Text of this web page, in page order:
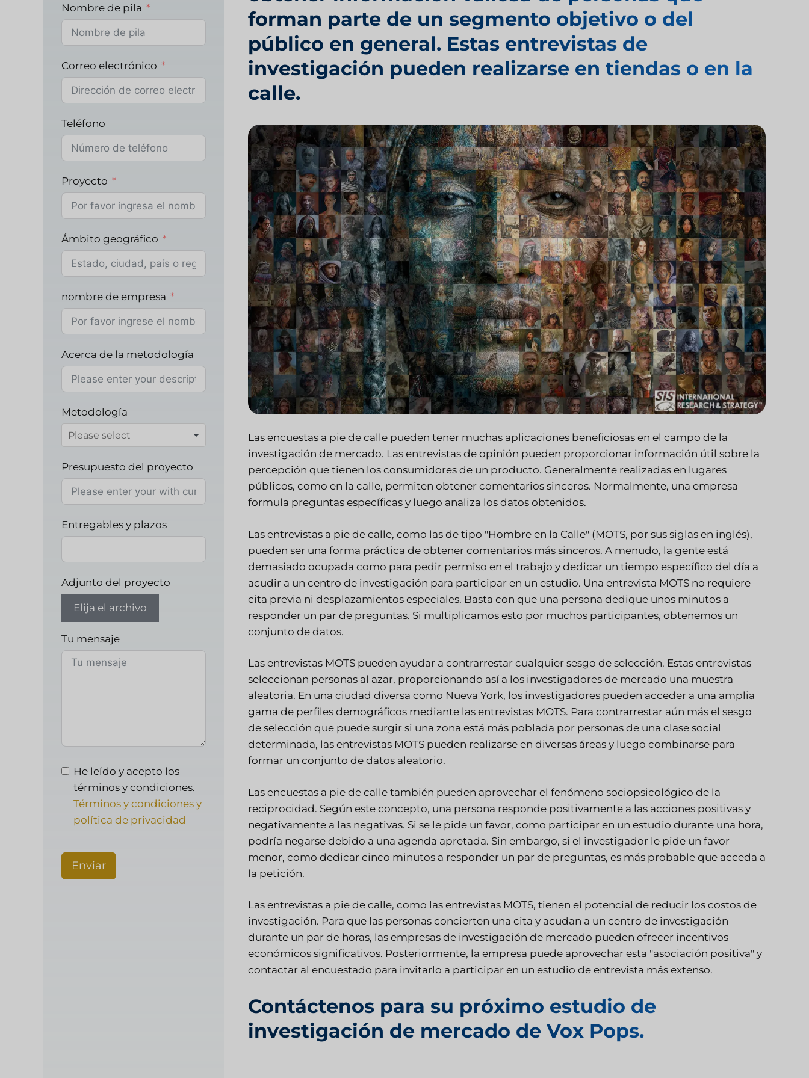
forman parte de un segmento objetivo o del
público en general. Estas entrevistas de
investigación pueden realizarse en tiendas o en la
calle.
Las encuestas a pie de calle pueden tener muchas aplicaciones beneficiosas en el campo de la
investigación de mercado. Las entrevistas de opinión pueden proporcionar información útil sobre la
percepción que tienen los consumidores de un producto. Generalmente realizadas en lugares
públicos, como en la calle, permiten obtener comentarios sinceros. Normalmente, una empresa
formula preguntas específicas y luego analiza los datos obtenidos.
Las entrevistas a pie de calle, como las de tipo "Hombre en la Calle" (MOTS, por sus siglas en inglés),
pueden ser una forma práctica de obtener comentarios más sinceros. A menudo, la gente está
demasiado ocupada como para pedir permiso en el trabajo y dedicar un tiempo específico del día a
acudir a un centro de investigación para participar en un estudio. Una entrevista MOTS no requiere
cita previa ni desplazamientos especiales. Basta con que una persona dedique unos minutos a
responder un par de preguntas. Si multiplicamos esto por muchos participantes, obtenemos un
conjunto de datos.
Las entrevistas MOTS pueden ayudar a contrarrestar cualquier sesgo de selección. Estas entrevistas
seleccionan personas al azar, proporcionando así a los investigadores de mercado una muestra
aleatoria. En una ciudad diversa como Nueva York, los investigadores pueden acceder a una amplia
gama de perfiles demográficos mediante las entrevistas MOTS. Para contrarrestar aún más el sesgo
de selección que puede surgir si una zona está más poblada por personas de una clase social
determinada, las entrevistas MOTS pueden realizarse en diversas áreas y luego combinarse para
formar un conjunto de datos aleatorio.
Las encuestas a pie de calle también pueden aprovechar el fenómeno sociopsicológico de la
reciprocidad. Según este concepto, una persona responde positivamente a las acciones positivas y
negativamente a las negativas. Si se le pide un favor, como participar en un estudio durante una hora,
podría negarse debido a una agenda apretada. Sin embargo, si el investigador le pide un favor
menor, como dedicar cinco minutos a responder un par de preguntas, es más probable que acceda a
la petición.
Las entrevistas a pie de calle, como las entrevistas MOTS, tienen el potencial de reducir los costos de
investigación. Para que las personas concierten una cita y acudan a un centro de investigación
durante un par de horas, las empresas de investigación de mercado pueden ofrecer incentivos
económicos significativos. Posteriormente, la empresa puede aprovechar esta "asociación positiva" y
contactar al encuestado para invitarlo a participar en un estudio de entrevista más extenso.
Contáctenos para su próximo estudio de
investigación de mercado de Vox Pops.
Nombre de pila
Correo electrónico
Teléfono
Proyecto
Ámbito geográfico
nombre de empresa
Acerca de la metodología
Metodología
Presupuesto del proyecto
Entregables y plazos
Adjunto del proyecto
Elija el archivo
Tu mensaje
He leído y acepto los
términos y condiciones.
Términos y condiciones y
política de privacidad
Enviar